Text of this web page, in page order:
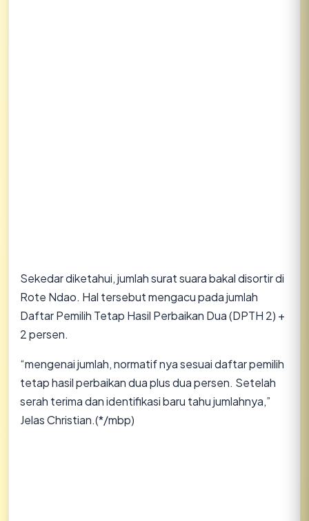
Sekedar diketahui, jumlah surat suara bakal disortir di
Rote Ndao. Hal tersebut mengacu pada jumlah
Daftar Pemilih Tetap Hasil Perbaikan Dua (DPTH 2) +
2 persen.
“mengenai jumlah, normatif nya sesuai daftar pemilih
tetap hasil perbaikan dua plus dua persen. Setelah
serah terima dan identifikasi baru tahu jumlahnya,”
Jelas Christian.(*/mbp)